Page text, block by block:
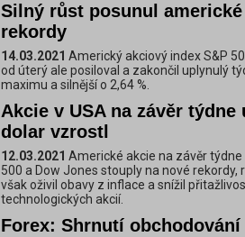
Silný růst posunul
rekordy
14.03.2021 Americký akciový index S&P
od úterý ale posiloval a zakončil uplynulý
maximu a silnější o 2,64 %.
Akcie v USA na závěr
dolar vzrostl
12.03.2021 Americké akcie na závěr
500 a Dow Jones stouply na nové
však oživil obavy z inflace a snížil
technologických akcií.
Forex: Shrnutí obchodování